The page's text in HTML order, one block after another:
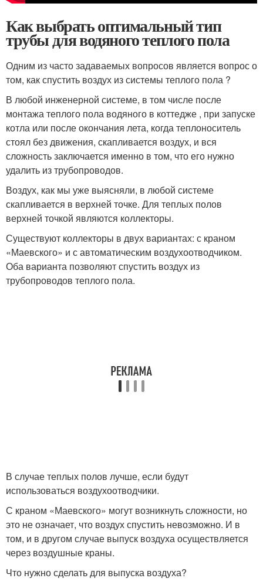
Как выбрать оптимальный тип
трубы для водяного теплого пола
Одним из часто задаваемых вопросов является вопрос о
том, как спустить воздух из системы теплого пола ?
В любой инженерной системе, в том числе после
монтажа теплого пола водяного в коттедже , при запуске
котла или после окончания лета, когда теплоноситель
стоял без движения, скапливается воздух, и вся
сложность заключается именно в том, что его нужно
удалить из трубопроводов.
Воздух, как мы уже выясняли, в любой системе
скапливается в верхней точке. Для теплых полов
верхней точкой являются коллекторы.
Существуют коллекторы в двух вариантах: с краном
«Маевского» и с автоматическим воздухоотводчиком.
Оба варианта позволяют спустить воздух из
трубопроводов теплого пола.
В случае теплых полов лучше, если будут
использоваться воздухоотводчики.
С краном «Маевского» могут возникнуть сложности, но
это не означает, что воздух спустить невозможно. И в
том, и в другом случае выпуск воздуха осуществляется
через воздушные краны.
Что нужно сделать для выпуска воздуха?